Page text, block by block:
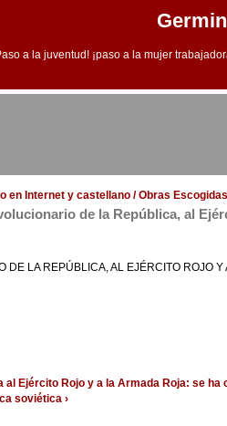
a la juventud! ¡paso a la mujer
en Internet y castellano / Obras
de la República, al
LA REPÚBLICA, AL EJÉRCITO ROJO Y
Ejército Rojo y a la Armada Roja: se ha
soviética ›